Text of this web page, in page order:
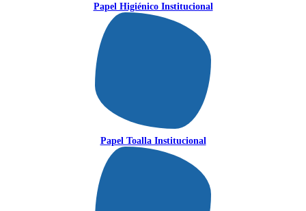
Papel Higiénico Institucional
Papel Toalla Institucional